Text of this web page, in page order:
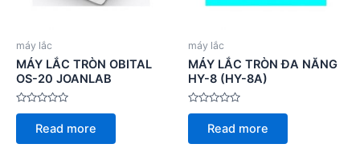
máy lắc
MÁY LẮC TRÒN OBITAL
OS-20 JOANLAB
Rated
of
Read more
máy lắc
MÁY LẮC TRÒN ĐA NĂNG
HY-8 (HY-8A)
Rated
of
Read more